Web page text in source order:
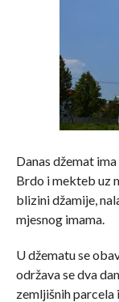
Danas džemat
Brdo i mekteb uz
blizini džamije,
mjesnog imama.
U džematu se
održava se dva
zemljišnih parcela